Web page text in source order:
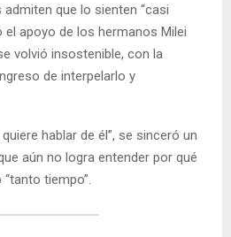
que lo sienten “casi
el apoyo de los hermanos Milei
volvió insostenible, con la
de interpelarlo y
hablar de él”, se sinceró un
aún no logra entender por qué
tiempo”.